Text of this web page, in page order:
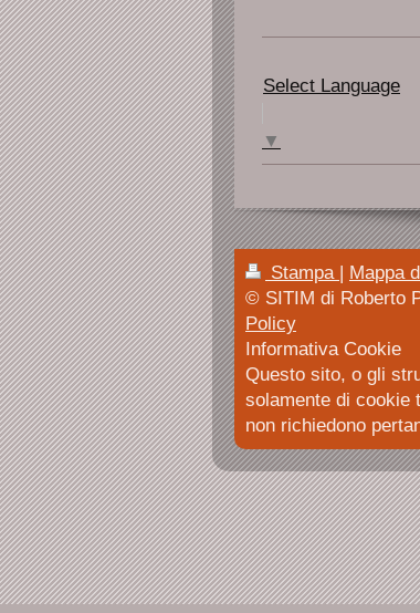
Select Language
▼
Stampa
Mappa
© SITIM di Roberto
Policy
Informativa Cookie
Questo sito, o gli
solamente di cookie
non richiedono